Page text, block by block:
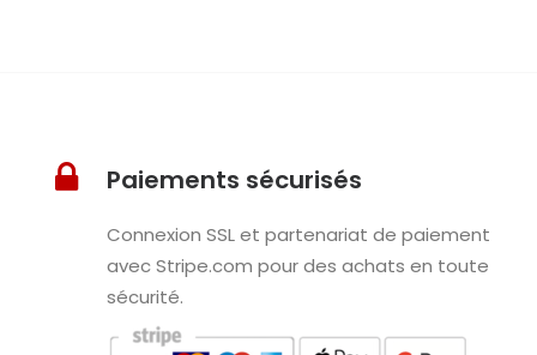
Paiements sécurisés
Connexion SSL et partenariat de paiement
avec Stripe.com pour des achats en toute
sécurité.